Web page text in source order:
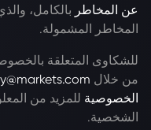
عن المخاطر بالكامل،
المخاطر المشمولة.
للشكاوى المتعلقة
من خلال
الخصوصية للمزيد من
الشخصية.